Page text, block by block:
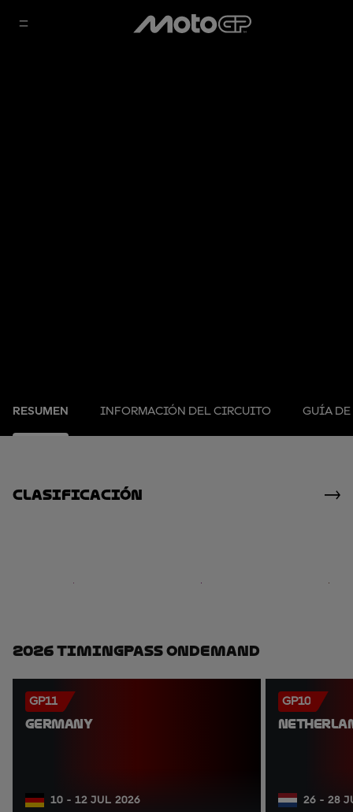
RESUMEN INFORMACIÓN DEL CIRCUITO GUÍA
clasificación
2026 TimingPass OnDemand
GP11
GERMANY
10 - 12 JUL 2026
GP10
26 - 28